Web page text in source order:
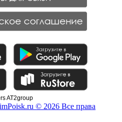
AT2group
© 2026 Все права